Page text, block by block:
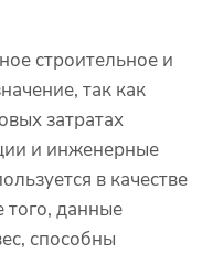
строительное и
так как
затратах
и инженерные
в качестве
того, данные
способны